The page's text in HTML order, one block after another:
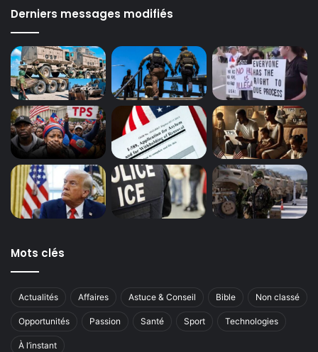
Derniers messages modifiés
Mots clés
Actualités Affaires Astuce & Conseil Bible Non classé
Opportunités Passion Santé Sport Technologies
À l’instant